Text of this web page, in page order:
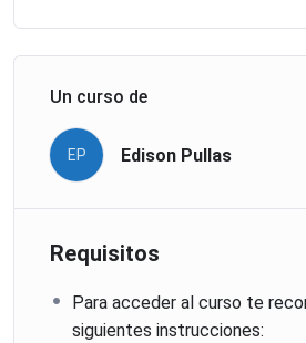
Un curso de
EP Edison Pullas
Requisitos
Para acceder al curso te
siguientes instrucciones: